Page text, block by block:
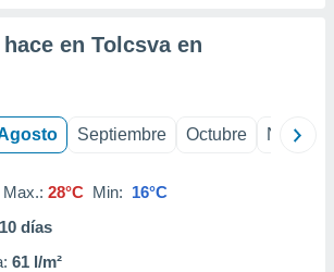
en Tolcsva en
Septiembre Octubre
Max.: 28°C Min: 16°C
10 días
61 l/m²